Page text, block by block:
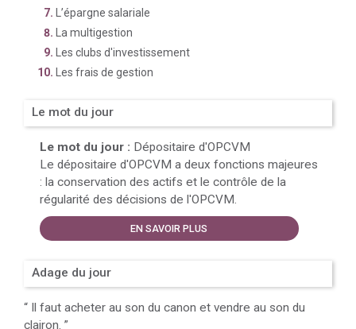
L’épargne salariale
La multigestion
Les clubs d'investissement
Les frais de gestion
Le mot du jour
Le mot du jour : Dépositaire d'OPCVM
Le dépositaire d'OPCVM a deux fonctions majeures
: la conservation des actifs et le contrôle de la
régularité des décisions de l'OPCVM.
EN SAVOIR PLUS
Adage du jour
“ Il faut acheter au son du canon et vendre au son du
clairon. ”